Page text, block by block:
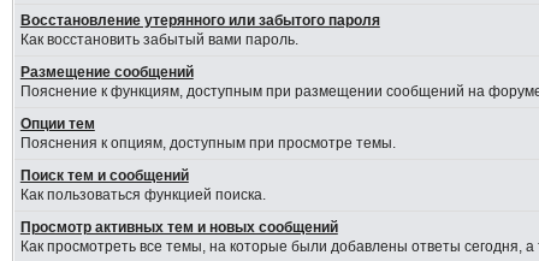
Восстановление утерянного или забытого пароля
Как восстановить забытый вами пароль.
Размещение сообщений
Пояснение к функциям, доступным при размещении сообщений на
Опции тем
Пояснения к опциям, доступным при просмотре темы.
Поиск тем и сообщений
Как пользоваться функцией поиска.
Просмотр активных тем и новых сообщений
Как просмотреть все темы, на которые были добавлены ответы сегодня,